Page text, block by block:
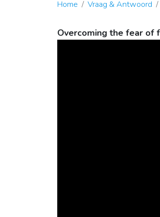
Home Vraag & Antwoord
Overcoming the fear of